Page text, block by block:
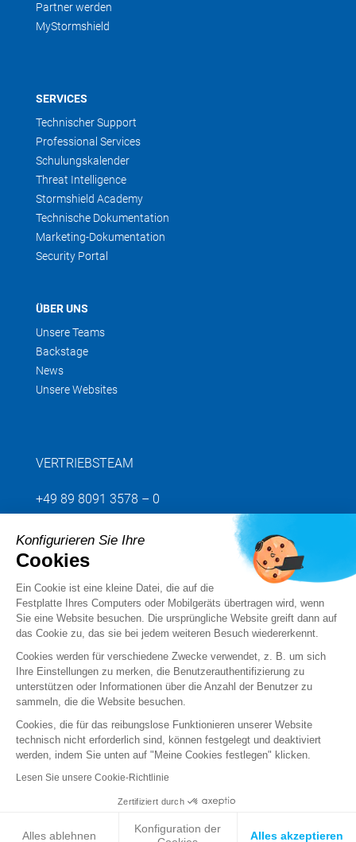
Partner werden
MyStormshield
SERVICES
Technischer Support
Professional Services
Schulungskalender
Threat Intelligence
Stormshield Academy
Technische Dokumentation
Marketing-Dokumentation
Security Portal
ÜBER UNS
Unsere Teams
Backstage
News
Unsere Websites
VERTRIEBSTEAM
+49 89 8091 3578 – 0
Senden Sie uns Ihre Anfrage
Folgen Sie uns
Rechtsvermerke
Standard Terms and Conditions of Sale and Service
Private Daten
Konfigurieren Sie Ihre
Cookies
Ein Cookie ist eine kleine Datei, die auf die
Festplatte Ihres Computers oder Mobilgeräts übertragen wird, wenn
Sie eine Website besuchen. Die ursprüngliche Website greift dann auf
das Cookie zu, das sie bei jedem weiteren Besuch wiedererkennt.
Cookies werden für verschiedene Zwecke verwendet, z. B. um sich
Ihre Einstellungen zu merken, die Benutzerauthentifizierung zu
unterstützen oder Informationen über die Anzahl der Benutzer zu
sammeln, die die Website besuchen.
Cookies, die für das reibungslose Funktionieren unserer Website
technisch nicht erforderlich sind, können festgelegt und deaktiviert
werden, indem Sie unten auf "Meine Cookies festlegen" klicken.
Lesen Sie unsere Cookie-Richtlinie
Zertifiziert durch
Alles ablehnen
Konfiguration der
Alles akzeptieren